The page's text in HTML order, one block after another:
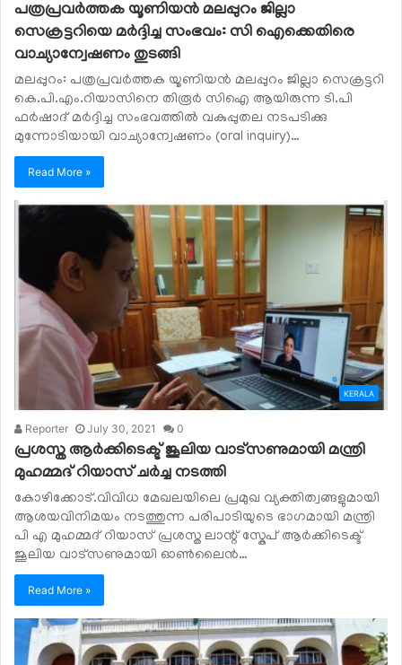
പത്രപ്രവര്‍ത്തക യൂണിയന്‍ മലപ്പുറം ജില്ലാ
സെക്രട്ടറിയെ മര്‍ദ്ദിച്ച സംഭവം: സി ഐക്കെതിരെ
വാച്യാന്വേഷണം തുടങ്ങി
മലപ്പുറം: പത്രപ്രവർത്തക യൂണിയൻ മലപ്പുറം ജില്ലാ സെക്രട്ടറി
കെ.പി.എം.റിയാസിനെ തിരൂർ സിഐ ആയിരുന്ന ടി.പി
ഫർഷാദ് മർദ്ദിച്ച സംഭവത്തിൽ വകുപ്പുതല നടപടിക്കു
മുന്നോടിയായി വാച്യാന്വേഷണം (oral inquiry)…
Read More »
KERALA
Reporter July 30, 2021 0
പ്രശസ്ത ആര്‍ക്കിടെക്ട് ജൂലിയ വാട്സണുമായി മന്ത്രി
മുഹമ്മദ് റിയാസ് ചര്‍ച്ച നടത്തി
കോഴിക്കോട്.വിവിധ മേഖലയിലെ പ്രമുഖ വ്യക്തിത്വങ്ങളുമായി
ആശയവിനിമയം നടത്തുന്ന പരിപാടിയുടെ ഭാഗമായി മന്ത്രി
പി എ മുഹമ്മദ് റിയാസ് പ്രശസ്ത ലാന്റ് സ്കേപ് ആര്‍ക്കിടെക്ട്
ജൂലിയ വാട്സണുമായി ഓണ്‍ലൈന്‍…
Read More »